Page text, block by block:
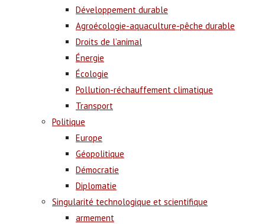
Développement durable
Agroécologie-aquaculture-pêche durable
Droits de l’animal
Énergie
Écologie
Pollution-réchauffement climatique
Transport
Politique
Europe
Géopolitique
Démocratie
Diplomatie
Singularité technologique et scientifique
armement